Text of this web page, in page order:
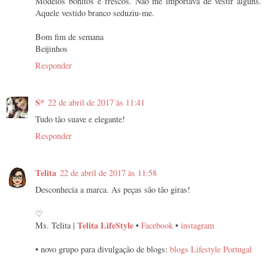
Aquele vestido branco seduziu-me.
Bom fim de semana
Beijinhos
Responder
S* 22 de abril de 2017 às 11:41
Tudo tão suave e elegante!
Responder
Telita 22 de abril de 2017 às 11:58
Desconhecia a marca. As peças são tão giras!
♡
Ms. Telita | Telita LifeStyle • Facebook • instagram
• novo grupo para divulgação de blogs: blogs Lifestyle Portugal